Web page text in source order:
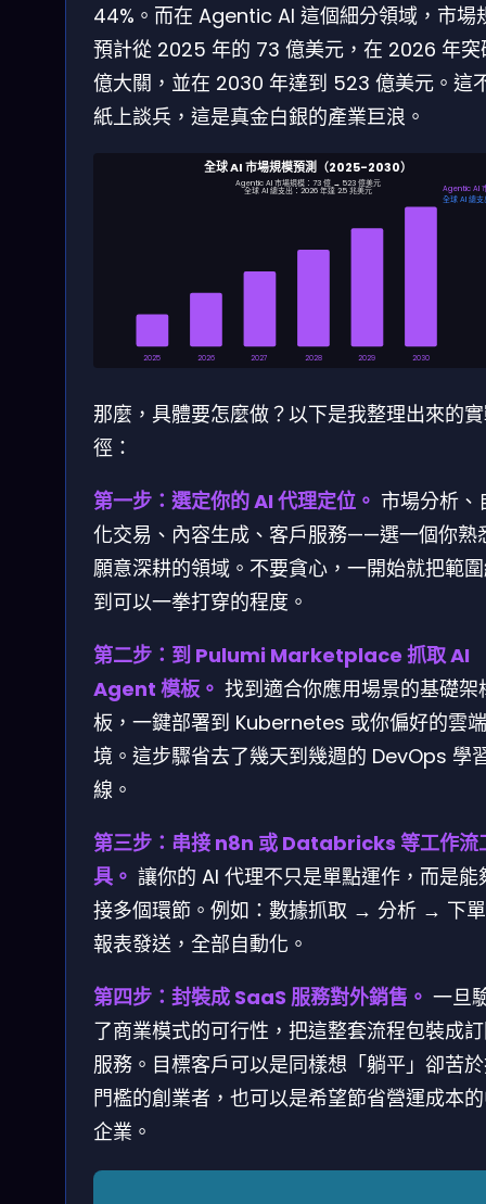
44%。而在 Agentic AI 這個細分領域，市場
預計從 2025 年的 73 億美元，在 2026 年突
億大關，並在 2030 年達到 523 億美元。這
紙上談兵，這是真金白銀的產業巨浪。
全球 AI 市場規模預測（2025-2030）
Agentic AI
全球 AI 總支
2025 2026 2027 2028 2029 2030
Agentic AI 市場規模：73 億 → 523 億美元
全球 AI 總支出：2026 年達 2.5 兆美元
那麼，具體要怎麼做？以下是我整理出來的
徑：
第一步：選定你的 AI 代理定位。 市場分析、
化交易、內容生成、客戶服務——選一個你熟
願意深耕的領域。不要貪心，一開始就把範
到可以一拳打穿的程度。
第二步：到 Pulumi Marketplace 抓取 AI
Agent 模板。 找到適合你應用場景的基礎架
板，一鍵部署到 Kubernetes 或你偏好的雲
境。這步驟省去了幾天到幾週的 DevOps 學
線。
第三步：串接 n8n 或 Databricks 等工作流
具。 讓你的 AI 代理不只是單點運作，而是能
接多個環節。例如：數據抓取 → 分析 → 下
報表發送，全部自動化。
第四步：封裝成 SaaS 服務對外銷售。 一旦
了商業模式的可行性，把這整套流程包裝成
服務。目標客戶可以是同樣想「躺平」卻苦
門檻的創業者，也可以是希望節省營運成本
企業。